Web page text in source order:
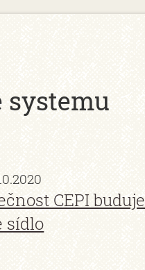
systemu
CEPI buduje
sídlo